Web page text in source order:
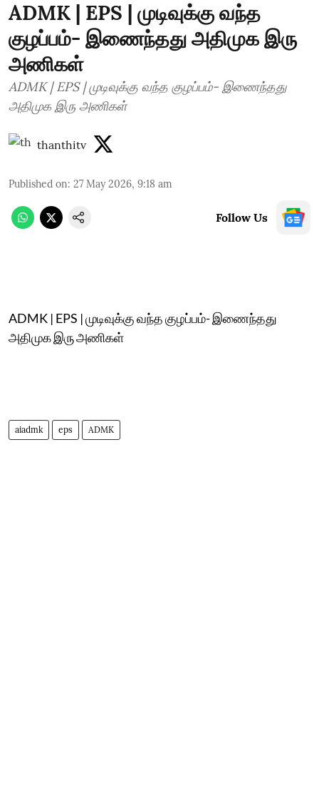
ADMK | EPS | முடிவுக்கு வந்த
குழப்பம்- இணைந்தது அதிமுக இரு
அணிகள்
ADMK | EPS | முடிவுக்கு வந்த குழப்பம்- இணைந்தது
அதிமுக இரு அணிகள்
thanthitv
Published on: 27 May 2026, 9:18 am
Follow Us
ADMK | EPS | முடிவுக்கு வந்த குழப்பம்- இணைந்தது
அதிமுக இரு அணிகள்
aiadmk eps ADMK